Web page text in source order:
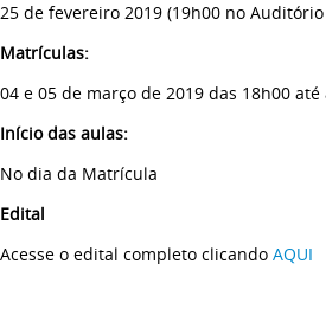
25 de fevereiro 2019 (19h00 no Auditório
Matrículas:
04 e 05 de março de 2019 das 18h00 até
Início das aulas:
No dia da Matrícula
Edital
Acesse o edital completo clicando AQUI